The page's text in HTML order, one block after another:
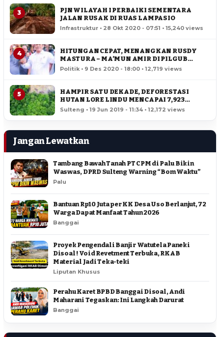
3
PJN WILAYAH I PERBAIKI SEMENTARA
JALAN RUSAK DI RUAS LAMPASIO
Infrastruktur • 28 Okt 2020 - 07:51 • 15,240 views
4
HITUNGAN CEPAT, MENANGKAN RUSDY
MASTURA – MA’MUN AMIR DI PILGUB
SULTENG
Politik • 9 Des 2020 - 18:00 • 12,719 views
5
HAMPIR SATU DEKADE, DEFORESTASI
HUTAN LORE LINDU MENCAPAI 7,923
HEKTAR
Sulteng • 19 Jun 2019 - 11:34 • 12,172 views
Jangan Lewatkan
Tambang Bawah Tanah PT CPM di Palu Bikin
Waswas, DPRD Sulteng Warning “Bom Waktu”
Palu
Bantuan Rp10 Juta per KK Desa Uso Berlanjut, 72
Warga Dapat Manfaat Tahun 2026
Banggai
Proyek Pengendali Banjir Watutela Paneki
Disoal ! Void Revetment Terbuka, RKAB
Material Jadi Teka-teki
Liputan Khusus
Perahu Karet BPBD Banggai Disoal, Andi
Maharani Tegaskan: Ini Langkah Darurat
Banggai